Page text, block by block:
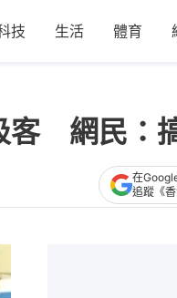
技 生活 體育
客 網民：
在
追蹤《香